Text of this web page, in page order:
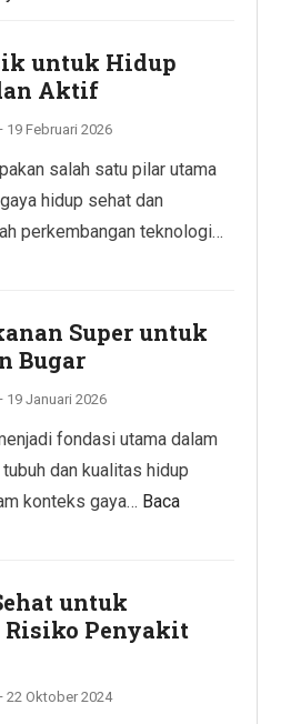
untuk Hidup
Aktif
19 Februari 2026
salah satu pilar utama
hidup sehat dan
perkembangan teknologi…
Super untuk
Bugar
19 Januari 2026
fondasi utama dalam
dan kualitas hidup
konteks gaya… Baca
untuk
Penyakit
22 Oktober 2024